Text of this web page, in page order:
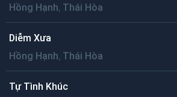
Hồng Hạnh, Thái Hòa
Diễm Xưa
Hồng Hạnh, Thái Hòa
Tự Tình Khúc